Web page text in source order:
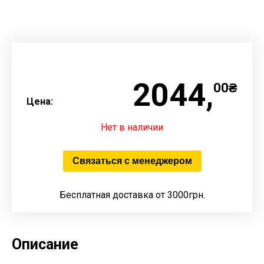
Цена: 2044,00₴
Нет в наличии
Связаться с менеджером
Бесплатная доставка от 3000грн.
Описание